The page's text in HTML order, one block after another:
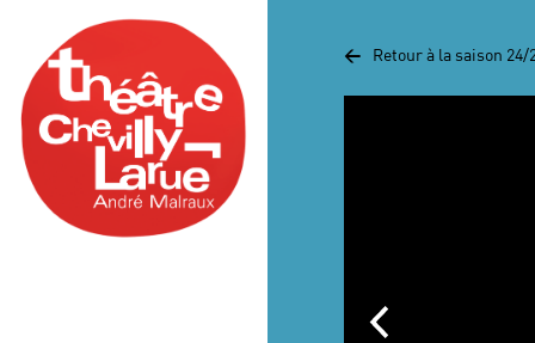
< Retour à la saison 24/